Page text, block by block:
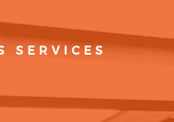
SERVICES